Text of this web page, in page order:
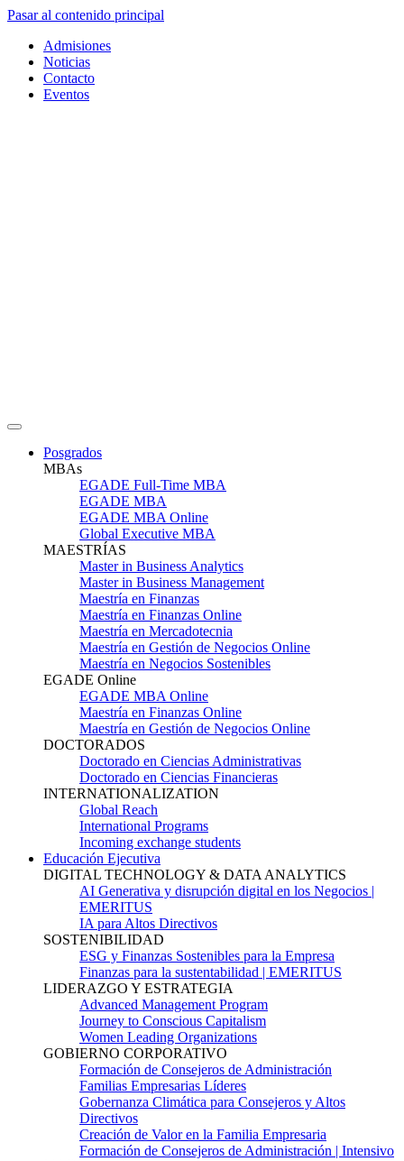
Pasar al contenido principal
Admisiones
Noticias
Contacto
Eventos
Posgrados
MBAs
EGADE Full-Time MBA
EGADE MBA
EGADE MBA Online
Global Executive MBA
MAESTRÍAS
Master in Business Analytics
Master in Business Management
Maestría en Finanzas
Maestría en Finanzas Online
Maestría en Mercadotecnia
Maestría en Gestión de Negocios Online
Maestría en Negocios Sostenibles
EGADE Online
EGADE MBA Online
Maestría en Finanzas Online
Maestría en Gestión de Negocios Online
DOCTORADOS
Doctorado en Ciencias Administrativas
Doctorado en Ciencias Financieras
INTERNATIONALIZATION
Global Reach
International Programs
Incoming exchange students
Educación Ejecutiva
DIGITAL TECHNOLOGY & DATA ANALYTICS
AI Generativa y disrupción digital en los Negocios |
EMERITUS
IA para Altos Directivos
SOSTENIBILIDAD
ESG y Finanzas Sostenibles para la Empresa
Finanzas para la sustentabilidad | EMERITUS
LIDERAZGO Y ESTRATEGIA
Advanced Management Program
Journey to Conscious Capitalism
Women Leading Organizations
GOBIERNO CORPORATIVO
Formación de Consejeros de Administración
Familias Empresarias Líderes
Gobernanza Climática para Consejeros y Altos
Directivos
Creación de Valor en la Familia Empresaria
Formación de Consejeros de Administración | Intensivo